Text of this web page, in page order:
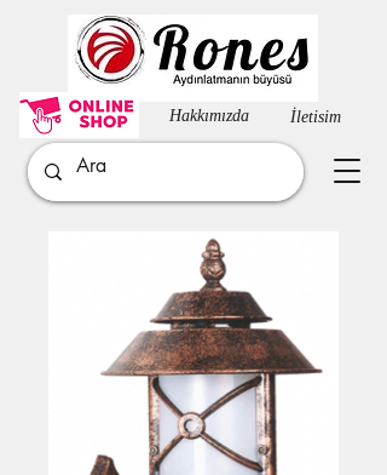
İletisim
Hakkımızda​